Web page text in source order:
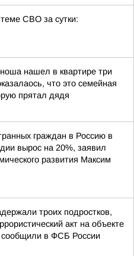
СВО за сутки:
нашел в квартире три
что это семейная
прятал дядя
граждан в Россию в
вырос на 20%, заявил
развития Максим
троих подростков,
акт на объекте
в ФСБ России